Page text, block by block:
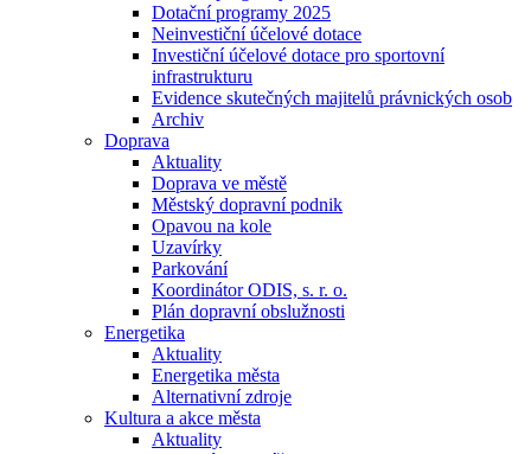
Dotační programy 2025
Neinvestiční účelové dotace
Investiční účelové dotace pro sportovní
infrastrukturu
Evidence skutečných majitelů právnických osob
Archiv
Doprava
Aktuality
Doprava ve městě
Městský dopravní podnik
Opavou na kole
Uzavírky
Parkování
Koordinátor ODIS, s. r. o.
Plán dopravní obslužnosti
Energetika
Aktuality
Energetika města
Alternativní zdroje
Kultura a akce města
Aktuality